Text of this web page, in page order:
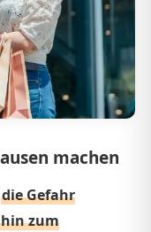
machen
die Gefahr
zum